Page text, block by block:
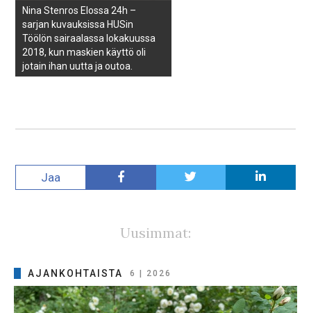
Nina Stenros Elossa 24h –
sarjan kuvauksissa HUSin
Töölön sairaalassa lokakuussa
2018, kun maskien käyttö oli
jotain ihan uutta ja outoa.
Jaa
Uusimmat:
AJANKOHTAISTA 6 | 2026